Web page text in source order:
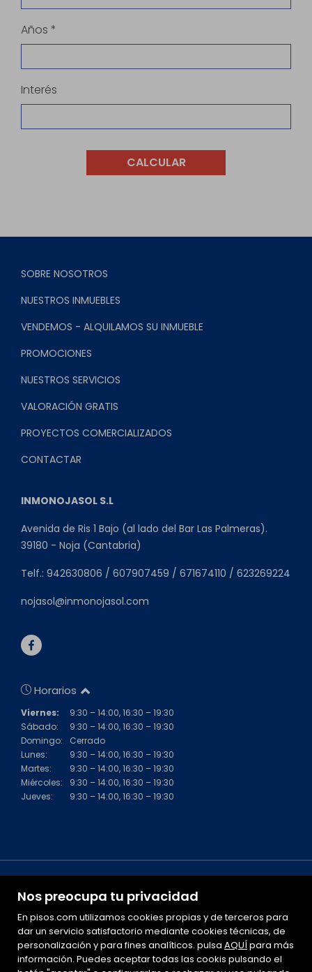
Nos preocupa tu privacidad
En pisos.com utilizamos cookies propias y de terceros para
dar un servicio satisfactorio mediante cookies técnicas, de
personalización y para fines analíticos. pulsa AQUÍpara más
información. Puedes aceptar todas las cookis pulsando el
Años *
Interés
CALCULAR
SOBRE NOSOTROS
NUESTROS INMUEBLES
VENDEMOS - ALQUILAMOS SU INMUEBLE
PROMOCIONES
NUESTROS SERVICIOS
VALORACIÓN GRATIS
PROYECTOS COMERCIALIZADOS
CONTACTAR
INMONOJASOL S.L
Avenida de Ris 1 Bajo (al lado del Bar Las Palmeras).
39180 - Noja (Cantabria)
Telf.: 942630806 / 607907459 / 671674110 / 623269224
nojasol@inmonojasol.com
Horarios
Viernes:
9:30 – 14:00, 16:30 – 19:30
Sábado:
9:30 – 14:00, 16:30 – 19:30
Domingo:
Cerrado
Lunes:
9:30 – 14:00, 16:30 – 19:30
Martes:
9:30 – 14:00, 16:30 – 19:30
Miércoles:
9:30 – 14:00, 16:30 – 19:30
Jueves:
9:30 – 14:00, 16:30 – 19:30
Mapa Web
Aviso legal